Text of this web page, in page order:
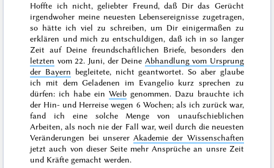
Hoffte ich nicht, geliebter Freund, daß Dir das Gerücht
irgendwoher meine neuesten Lebensereignisse zugetragen,
so hätte ich viel zu schreiben, um Dir einigermaßen zu
erklären und mich zu entschuldigen, daß ich in so langer
Zeit auf Deine freundschaftlichen Briefe, besonders den
letzten vom22. Juni, der Deine Abhandlung vom Ursprung
der Bayern begleitete, nicht geantwortet. So aber glaube
ich mit dem Geladenen im Evangelio kurz sprechen zu
dürfen: ich habe einWeib genommen. Dazu brauchte ich
der Hin- und Herreise wegen 6 Wochen; als ich zurück war,
fand ich eine solche Menge von unaufschieblichen
Arbeiten, als noch nie der Fall war, weil durch die neuesten
Veränderungen bei unsererAkademie der Wissenschaften
jetzt auch von dieser Seite mehr Ansprüche an unsre Zeit
und Kräfte gemacht werden.